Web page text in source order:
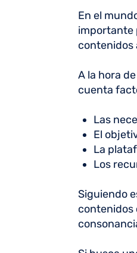
En el
importante
contenidos
A la hora
cuenta
Las
El
La
Los
Siguiendo
contenidos